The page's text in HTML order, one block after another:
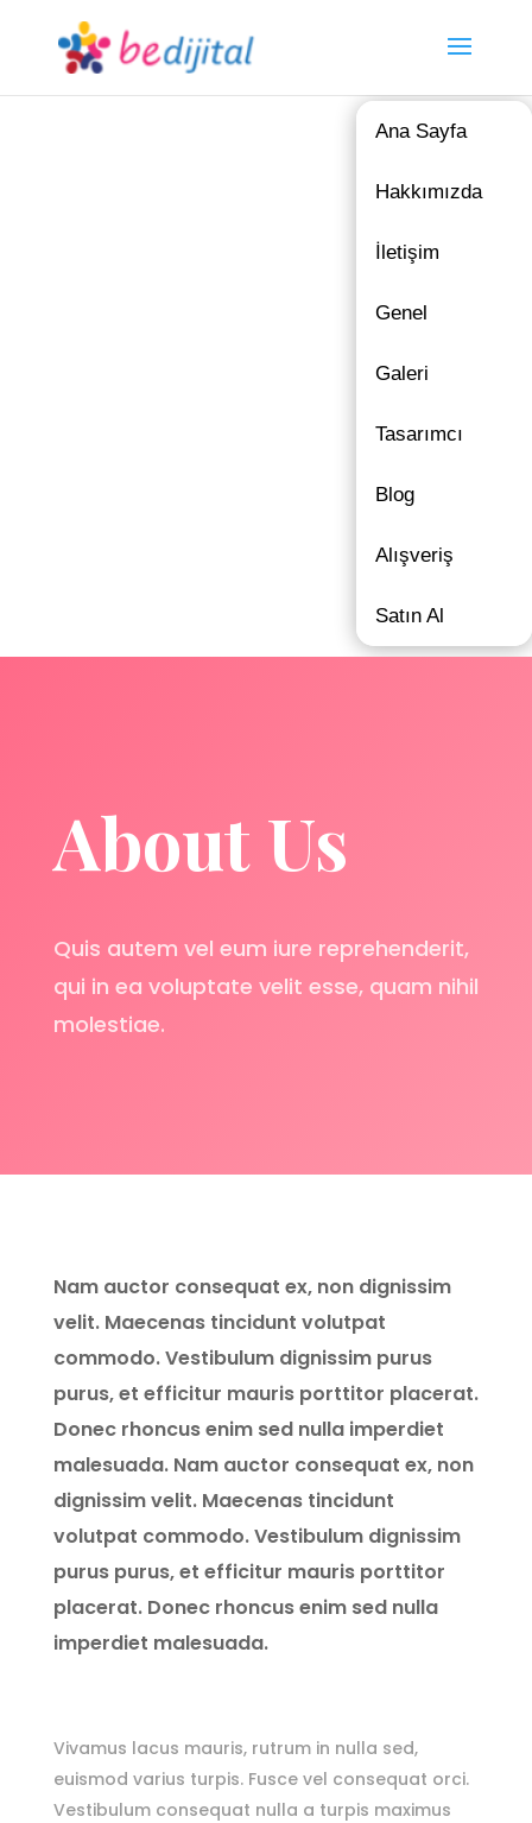
Ana Sayfa
Hakkımızda
İletişim
Genel
Galeri
Tasarımcı
Blog
Alışveriş
Satın Al
About Us
Quis autem vel eum iure reprehenderit,
qui in ea voluptate velit esse, quam nihil
molestiae.
Nam auctor consequat ex, non dignissim
velit. Maecenas tincidunt volutpat
commodo. Vestibulum dignissim purus
purus, et efficitur mauris porttitor placerat.
Donec rhoncus enim sed nulla imperdiet
malesuada. Nam auctor consequat ex, non
dignissim velit. Maecenas tincidunt
volutpat commodo. Vestibulum dignissim
purus purus, et efficitur mauris porttitor
placerat. Donec rhoncus enim sed nulla
imperdiet malesuada.
Vivamus lacus mauris, rutrum in nulla sed,
euismod varius turpis. Fusce vel consequat orci.
Vestibulum consequat nulla a turpis maximus